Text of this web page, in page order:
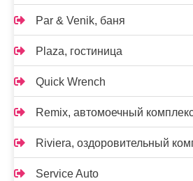
Par & Venik, баня
Plaza, гостиница
Quick Wrench
Remix, автомоечный
Riviera, оздоровительный
Service Auto